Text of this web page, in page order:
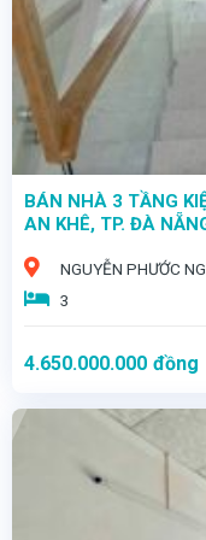
BÁN NHÀ 3 TẦNG
AN KHÊ, TP. ĐÀ
NGUYỄN PHƯỚC
3
4.650.000.000 đồng